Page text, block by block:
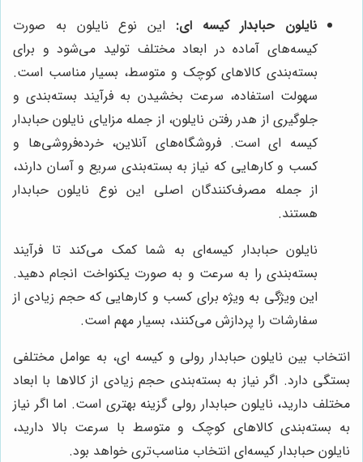
نایلون حبابدار کیسه ای: این نوع نایلون به صورت
کیسه‌های آماده در ابعاد مختلف تولید می‌شود و برای
بسته‌بندی کالاهای کوچک و متوسط، بسیار مناسب است.
سهولت استفاده، سرعت بخشیدن به فرآیند بسته‌بندی و
جلوگیری از هدر رفتن نایلون، از جمله مزایای نایلون حبابدار
کیسه ای است. فروشگاه‌های آنلاین، خرده‌فروشی‌ها و
کسب و کارهایی که نیاز به بسته‌بندی سریع و آسان دارند،
از جمله مصرف‌کنندگان اصلی این نوع نایلون حبابدار
هستند.
نایلون حبابدار کیسه‌ای به شما کمک می‌کند تا فرآیند
بسته‌بندی را به سرعت و به صورت یکنواخت انجام دهید.
این ویژگی به ویژه برای کسب و کارهایی که حجم زیادی از
سفارشات را پردازش می‌کنند، بسیار مهم است.
انتخاب بین نایلون حبابدار رولی و کیسه ای، به عوامل مختلفی
بستگی دارد. اگر نیاز به بسته‌بندی حجم زیادی از کالاها با ابعاد
مختلف دارید، نایلون حبابدار رولی گزینه بهتری است. اما اگر نیاز
به بسته‌بندی کالاهای کوچک و متوسط با سرعت بالا دارید،
نایلون حبابدار کیسه‌ای انتخاب مناسب‌تری خواهد بود.